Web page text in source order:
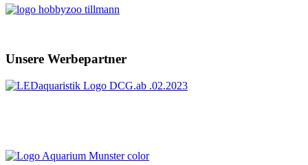
Unsere Werbepartner